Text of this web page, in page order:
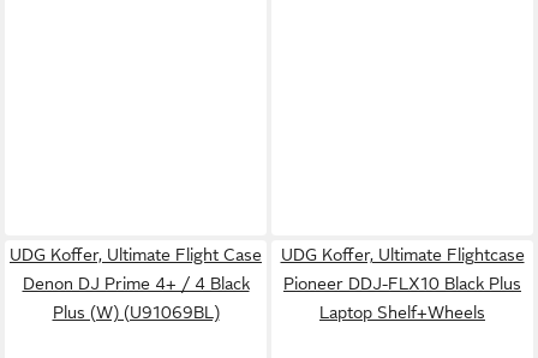
UDG Koffer, Ultimate Flight Case
Denon DJ Prime 4+ / 4 Black
Plus (W) (U91069BL)
UDG Koffer, Ultimate Flightcase
Pioneer DDJ-FLX10 Black Plus
Laptop Shelf+Wheels